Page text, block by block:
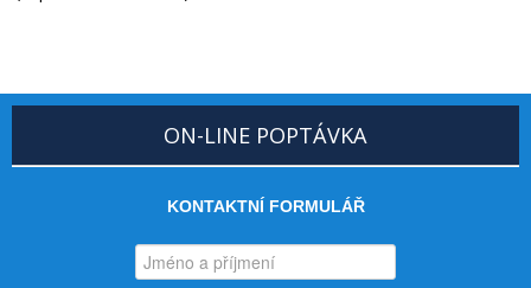
ON-LINE POPTÁVKA
KONTAKTNÍ FORMULÁŘ